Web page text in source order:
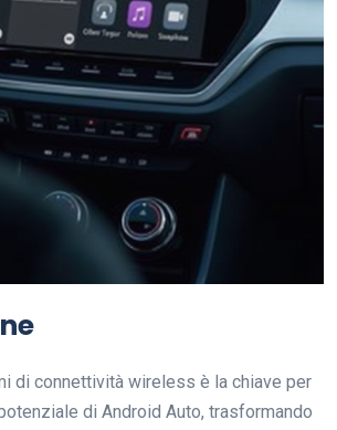
di connettività wireless è la chiave per
di Android Auto, trasformando